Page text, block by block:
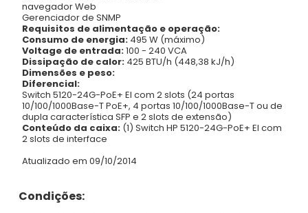
navegador Web
Gerenciador de SNMP
Requisitos de alimentação e operação:
Consumo de energia: 495 W (máximo)
Voltage de entrada:100 - 240 VCA
Dissipação de calor: 425 BTU/h (448,38 kJ/h)
Dimensões e peso:
Diferencial:
Switch 5120-24G-PoE+ EI com 2 slots (24 portas
10/100/1000Base-T PoE+, 4 portas 10/100/1000Base-T ou de
dupla característica SFP e 2 slots de extensão)
Conteúdo da caixa: (1) Switch HP 5120-24G-PoE+ EI com
2 slots de interface
Atualizado em 09/10/2014
Condições: